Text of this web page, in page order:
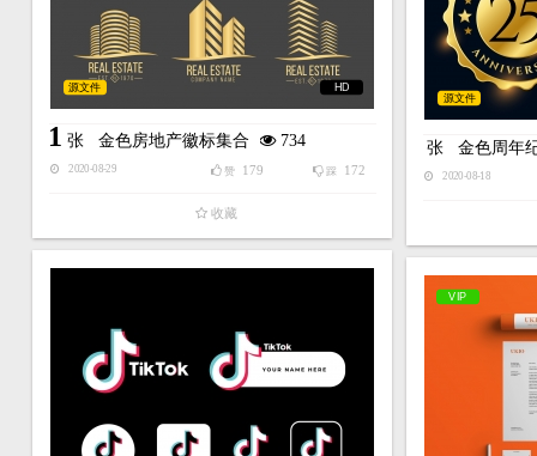
HD
源文件
1 张金色房地产徽标集合 734
2020-08-29 踩 172
赞 179
收藏
源文件
张金色周年
2020-08-18
VIP